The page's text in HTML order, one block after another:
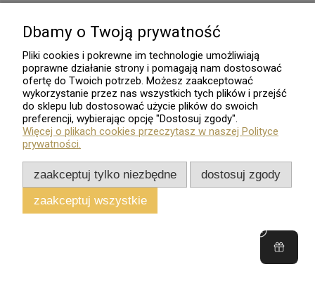
Moneta 2 zł. Stanisław Leszczyński
- 2003 rok
25,00 zł
do koszyka
Moneta 2 zł Zygmunt II August -
Dbamy o Twoją prywatność
Pliki cookies i pokrewne im technologie umożliwiają
poprawne działanie strony i pomagają nam dostosować
ofertę do Twoich potrzeb. Możesz zaakceptować
wykorzystanie przez nas wszystkich tych plików i przejść
do sklepu lub dostosować użycie plików do swoich
preferencji, wybierając opcję "Dostosuj zgody".
Więcej o plikach cookies przeczytasz w naszej Polityce
prywatności.
zaakceptuj tylko niezbędne
dostosuj zgody
zaakceptuj wszystkie